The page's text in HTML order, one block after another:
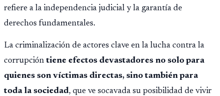
refiere a la independencia judicial y la garantía de
derechos fundamentales.
La criminalización de actores clave en la lucha contra la
corrupcióntiene efectos devastadores no solo para
quienes son víctimas directas, sino también para
toda la sociedad, que ve socavada su posibilidad de vivir